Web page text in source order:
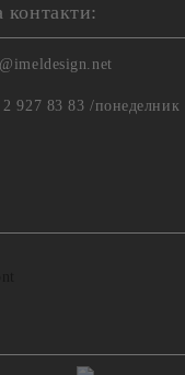
2 927 83 83 /